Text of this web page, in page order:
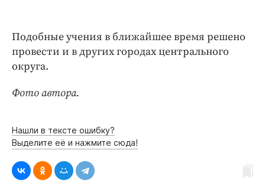
Подобные учения в ближайшее время решено
провести и в других городах центрального
округа.
Фото автора.
Нашли в тексте ошибку?
Выделите её и нажмите сюда!